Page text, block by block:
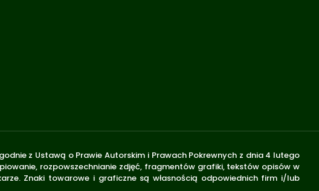
z Ustawą o Prawie Autorskim i Prawach Pokrewnych z dnia 4 lutego
rozpowszechnianie zdjęć, fragmentów grafiki, tekstów opisów w
Znaki towarowe i graficzne są własnością odpowiednich firm i/lub